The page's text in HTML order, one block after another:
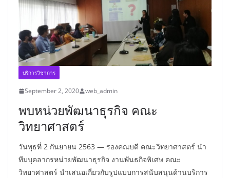
บริการวิชาการ
September 2, 2020 web_admin
พบหน่วยพัฒนาธุรกิจ คณะ
วิทยาศาสตร์
วันพุธที่ 2 กันยายน 2563 — รองคณบดี คณะวิทยาศาสตร์ นำ
ทีมบุคลากรหน่วยพัฒนาธุรกิจ งานพันธกิจพิเศษ คณะ
วิทยาศาสตร์ นำเสนอเกี่ยวกับรูปแบบการสนับสนุนด้านบริการ